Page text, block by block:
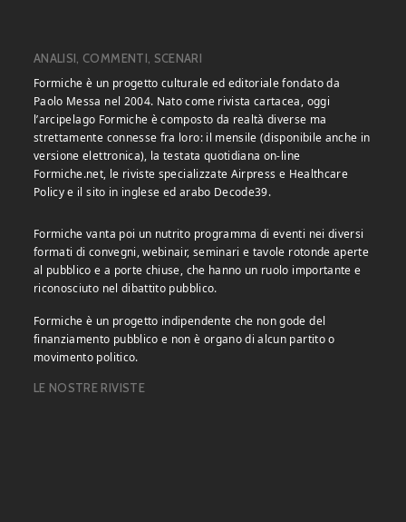
ANALISI, COMMENTI, SCENARI
Formiche è un progetto culturale ed editoriale fondato da
Paolo Messa nel 2004. Nato come rivista cartacea, oggi
l’arcipelago Formiche è composto da realtà diverse ma
strettamente connesse fra loro: il mensile (disponibile anche in
versione elettronica), la testata quotidiana on-line
Formiche.net, le riviste specializzate Airpress e Healthcare
Policy e il sito in inglese ed arabo Decode39.
Formiche vanta poi un nutrito programma di eventi nei diversi
formati di convegni, webinair, seminari e tavole rotonde aperte
al pubblico e a porte chiuse, che hanno un ruolo importante e
riconosciuto nel dibattito pubblico.
Formiche è un progetto indipendente che non gode del
finanziamento pubblico e non è organo di alcun partito o
movimento politico.
LE NOSTRE RIVISTE